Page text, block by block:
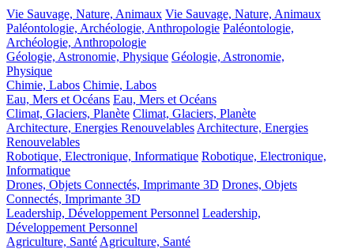
Vie Sauvage, Nature, Animaux Vie Sauvage, Nature, Animaux
Paléontologie, Archéologie, Anthropologie Paléontologie,
Archéologie, Anthropologie
Géologie, Astronomie, Physique Géologie, Astronomie,
Physique
Chimie, Labos Chimie, Labos
Eau, Mers et Océans Eau, Mers et Océans
Climat, Glaciers, Planète Climat, Glaciers, Planète
Architecture, Energies Renouvelables Architecture, Energies
Renouvelables
Robotique, Electronique, Informatique Robotique, Electronique,
Informatique
Drones, Objets Connectés, Imprimante 3D Drones, Objets
Connectés, Imprimante 3D
Leadership, Développement Personnel Leadership,
Développement Personnel
Agriculture, Santé Agriculture, Santé